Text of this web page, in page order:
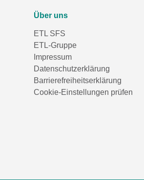
Über uns
ETL SFS
ETL-Gruppe
Impressum
Datenschutzerklärung
Barrierefreiheitserklärung
Cookie-Einstellungen prüfen